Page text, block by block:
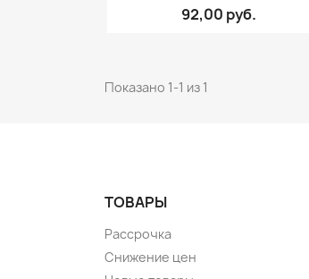
92,00 руб.
Показано 1-1 из 1
ТОВАРЫ
Рассрочка
Снижение цен